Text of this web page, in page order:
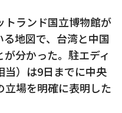
トランド国立博物館が
地図で、台湾と中国
分かった。駐エディ
当）は9日までに中央
場を明確に表明した